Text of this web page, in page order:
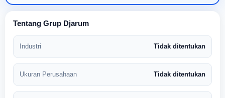
Tentang Grup Djarum
Industri Tidak ditentukan
Ukuran Perusahaan Tidak ditentukan